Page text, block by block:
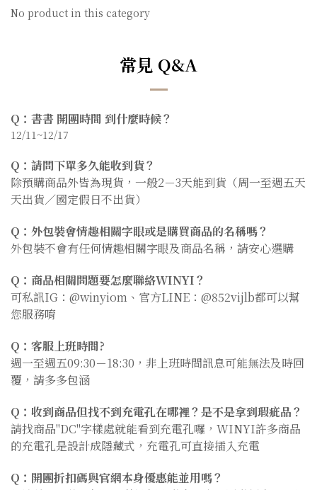
No product in this category
常見 Q&A
Q：書書 開團時間 到什麼時候？
12/11~12/17
Q：請問下單多久能收到貨？
除預購商品外皆為現貨，一般2－3天能到貨（周一至週五天
天出貨／國定假日不出貨）
Q：外包裝會情趣相關字眼或是購買商品的名稱嗎？
外包裝不會有任何情趣相關字眼及商品名稱，請安心選購
Q：商品相關問題要怎麼聯絡WINYI？
可私訊IG：@winyiom、官方LINE：@852vijlb都可以幫
您服務唷
Q：客服上班時間?
週一至週五09:30－18:30，非上班時間訊息可能無法及時回
覆，請多多包涵
Q：收到商品但找不到充電孔在哪裡？是不是拿到瑕疵品？
請找商品"DC"字樣處就能看到充電孔囉，WINYI許多商品
的充電孔是設計成隱藏式，充電孔可直接插入充電
Q：開團折扣碼與官網本身優惠能並用嗎？